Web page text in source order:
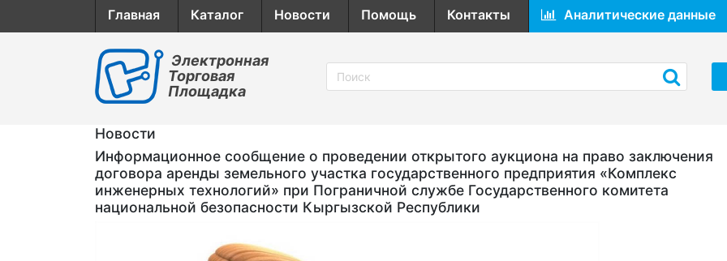
Главная Каталог Новости Помощь Контакты Аналитические данные
Электронная
Торговая
Площадка
Новости
Информационное сообщение о проведении открытого аукциона на право заключения
договора аренды земельного участка государственного предприятия «Комплекс
инженерных технологий» при Пограничной службе Государственного комитета
национальной безопасности Кыргызской Республики